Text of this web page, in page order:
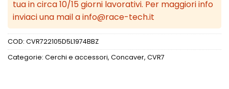
tua in circa 10/15 giorni lavorativi. Per maggiori info
inviaci una mail a info@race-tech.it
COD: CVR722105D5L1974BBZ
Categorie: Cerchi e accessori, Concaver, CVR7